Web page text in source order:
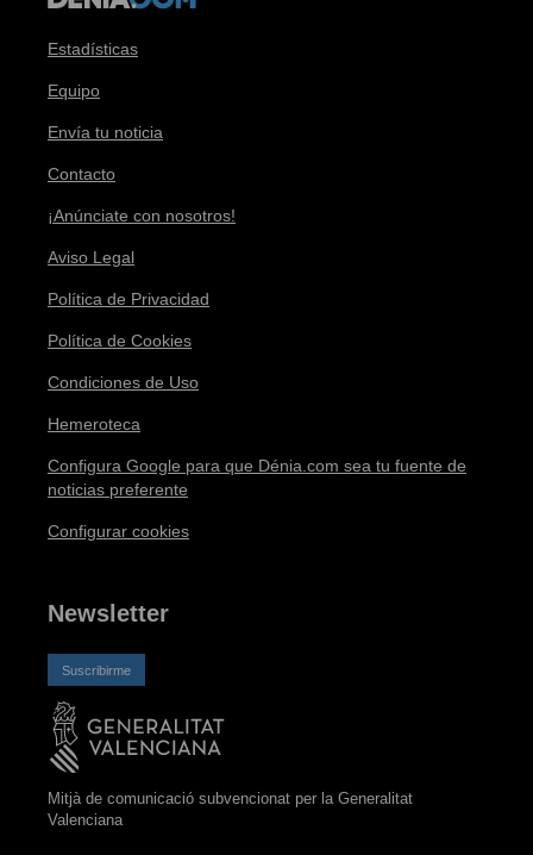
Estadísticas
Equipo
Envía tu noticia
Contacto
¡Anúnciate con nosotros!
Aviso Legal
Política de Privacidad
Política de Cookies
Condiciones de Uso
Hemeroteca
Configura Google para que Dénia.com sea tu fuente de
noticias preferente
Configurar cookies
Newsletter
Suscribirme
Mitjà de comunicació subvencionat per la Generalitat
Valenciana